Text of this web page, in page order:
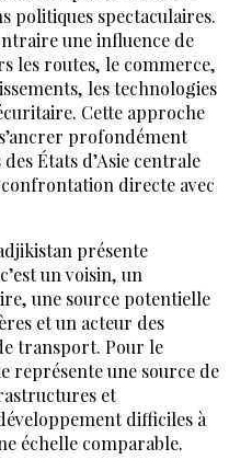
politiques spectaculaires.
une influence de
les routes, le commerce,
les technologies
Cette approche
profondément
États d’Asie centrale
directe avec
présente
un voisin, un
une source potentielle
et un acteur des
transport. Pour le
représente une source de
et
difficiles à
échelle comparable.